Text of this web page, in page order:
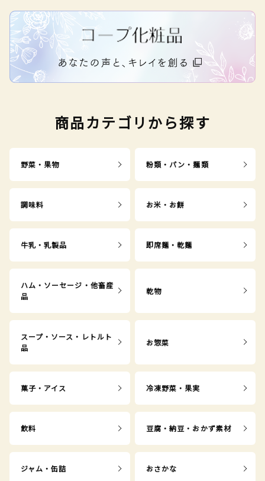
商品カテゴリから探す
野菜・果物 粉類・パン・麺類
調味料 お米・お餅
牛乳・乳製品 即席麺・乾麺
ハム・ソーセージ・他畜産
品
乾物
スープ・ソース・レトルト
品
お惣菜
菓子・アイス 冷凍野菜・果実
飲料 豆腐・納豆・おかず素材
ジャム・缶詰 おさかな